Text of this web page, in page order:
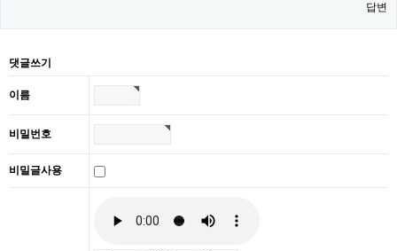
답변
댓글쓰기
이름
비밀번호
비밀글사용